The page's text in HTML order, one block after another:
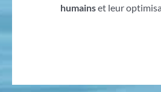
humainset leur